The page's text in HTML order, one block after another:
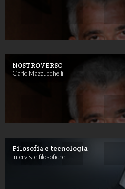
NOSTROVERSO
Carlo Mazzucchelli
Filosofia e tecnologia
Interviste filosofiche